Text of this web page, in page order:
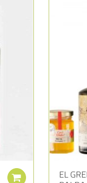
Añadir al
EL